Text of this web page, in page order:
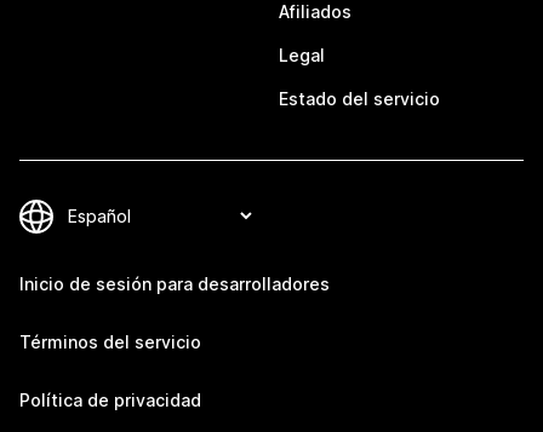
Afiliados
Legal
Estado del servicio
Inicio de sesión para desarrolladores
Términos del servicio
Política de privacidad